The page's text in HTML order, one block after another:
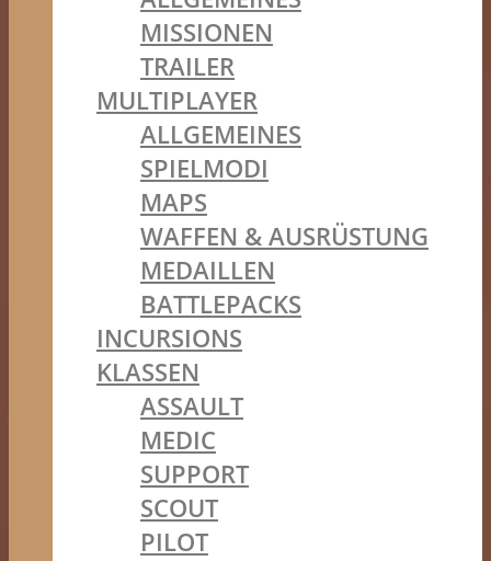
MISSIONEN
TRAILER
MULTIPLAYER
ALLGEMEINES
SPIELMODI
MAPS
WAFFEN & AUSRÜSTUNG
MEDAILLEN
BATTLEPACKS
INCURSIONS
KLASSEN
ASSAULT
MEDIC
SUPPORT
SCOUT
PILOT